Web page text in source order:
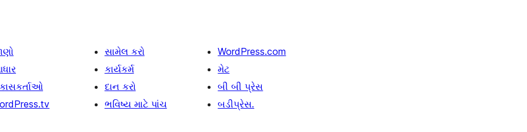
સામેલ કરો
કાર્યકર્મ
દાન કરો
ભવિષ્ય માટે પાંચ
WordPress.com
મેટ
બી બી પ્રેસ
બડીપ્રેસ.